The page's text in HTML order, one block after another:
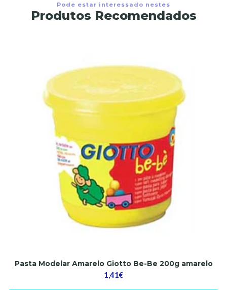
Pode estar interessado nestes
Produtos Recomendados
Pasta Modelar Amarelo Giotto Be-Be 200g amarelo
1,41€